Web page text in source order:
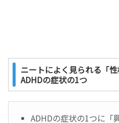
ニートによく見られる「性
ADHDの症状の1つ
ADHDの症状の1つに「